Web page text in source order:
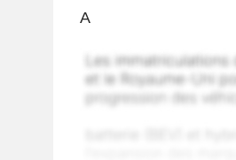
A